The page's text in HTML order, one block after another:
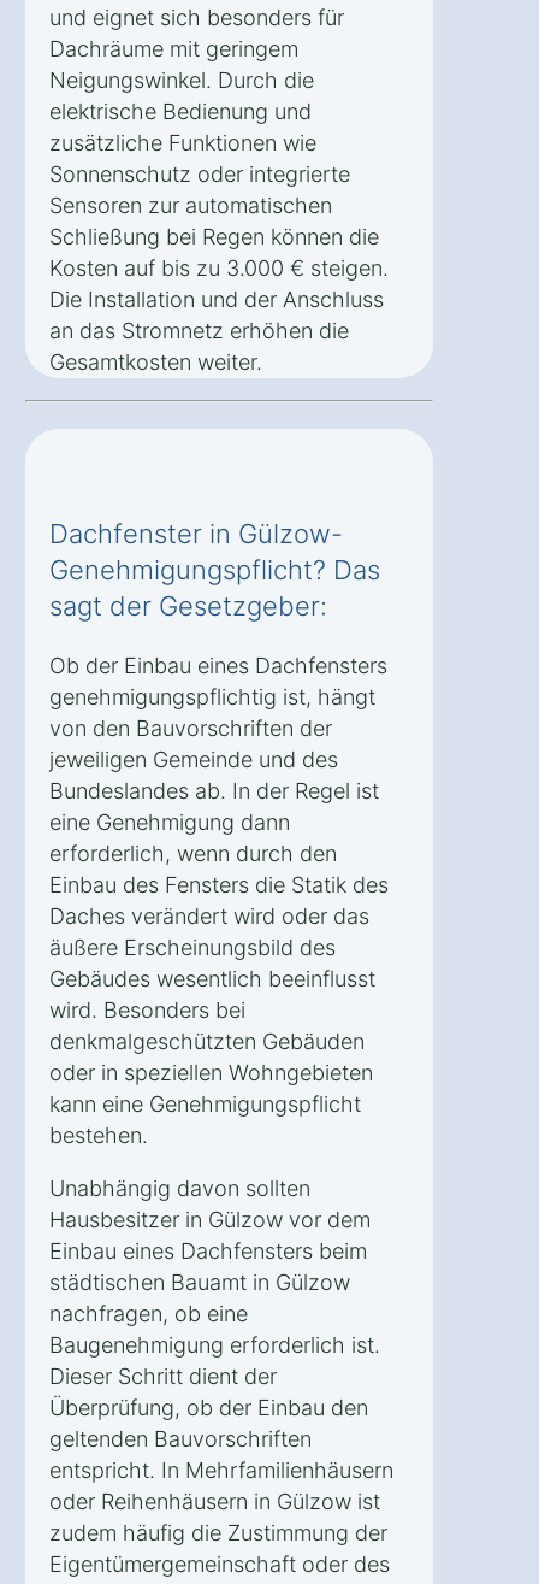
und eignet sich besonders für
Dachräume mit geringem
Neigungswinkel. Durch die
elektrische Bedienung und
zusätzliche Funktionen wie
Sonnenschutz oder integrierte
Sensoren zur automatischen
Schließung bei Regen können die
Kosten auf bis zu 3.000 € steigen.
Die Installation und der Anschluss
an das Stromnetz erhöhen die
Gesamtkosten weiter.
Dachfenster in Gülzow-
Genehmigungspflicht? Das
sagt der Gesetzgeber:
Ob der Einbau eines Dachfensters
genehmigungspflichtig ist, hängt
von den Bauvorschriften der
jeweiligen Gemeinde und des
Bundeslandes ab. In der Regel ist
eine Genehmigung dann
erforderlich, wenn durch den
Einbau des Fensters die Statik des
Daches verändert wird oder das
äußere Erscheinungsbild des
Gebäudes wesentlich beeinflusst
wird. Besonders bei
denkmalgeschützten Gebäuden
oder in speziellen Wohngebieten
kann eine Genehmigungspflicht
bestehen.
Unabhängig davon sollten
Hausbesitzer in Gülzow vor dem
Einbau eines Dachfensters beim
städtischen Bauamt in Gülzow
nachfragen, ob eine
Baugenehmigung erforderlich ist.
Dieser Schritt dient der
Überprüfung, ob der Einbau den
geltenden Bauvorschriften
entspricht. In Mehrfamilienhäusern
oder Reihenhäusern in Gülzow ist
zudem häufig die Zustimmung der
Eigentümergemeinschaft oder des